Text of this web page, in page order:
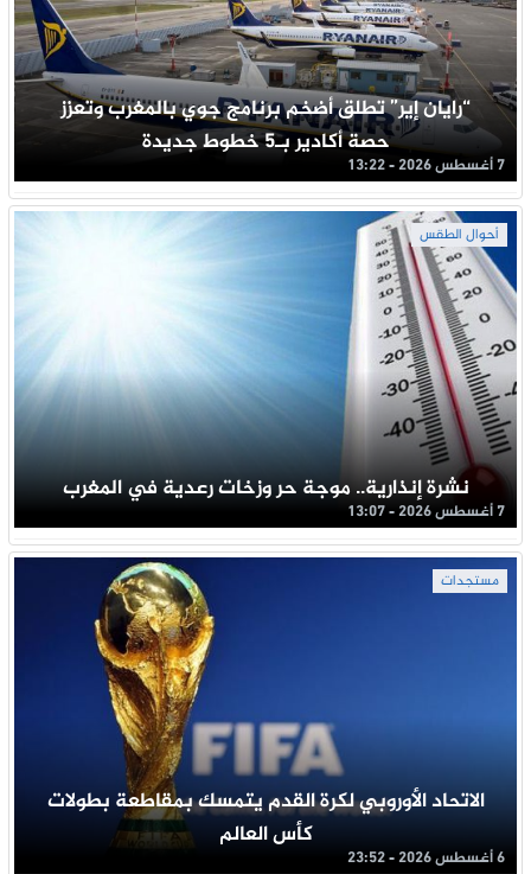
“رايان إير” تطلق أضخم برنامج جوي بالمغرب وتعزز
حصة أكادير بـ5 خطوط جديدة
7 أغسطس 2026 - 13:22
أحوال الطقس
نشرة إنذارية.. موجة حر وزخات رعدية في المغرب
7 أغسطس 2026 - 13:07
مستجدات
الاتحاد الأوروبي لكرة القدم يتمسك بمقاطعة بطولات
كأس العالم
6 أغسطس 2026 - 23:52